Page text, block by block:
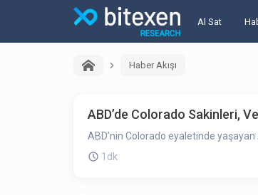
Al Sat
Haber Akışı
ABD’de Colorado Sakinleri,
ABD’nin Colorado eyaletinde
1dk